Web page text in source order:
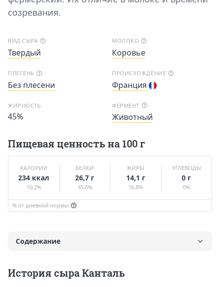
созревания.
ВИД СЫРА
Твердый
МОЛОКО
Коровье
ПЛЕСЕНЬ
Без плесени
ПРОИСХОЖДЕНИЕ
Франция
ЖИРНОСТЬ
45%
ФЕРМЕНТ
Животный
Пищевая ценность на 100 г
КАЛОРИИ
234 ккал
10,2%
БЕЛКИ
26,7 г
35,6%
ЖИРЫ
14,1 г
16,8%
УГЛЕВОДЫ
0 г
0%
% от дневной нормы
Содержание
Вкус и калорийность Канталя
История сыра Канталь